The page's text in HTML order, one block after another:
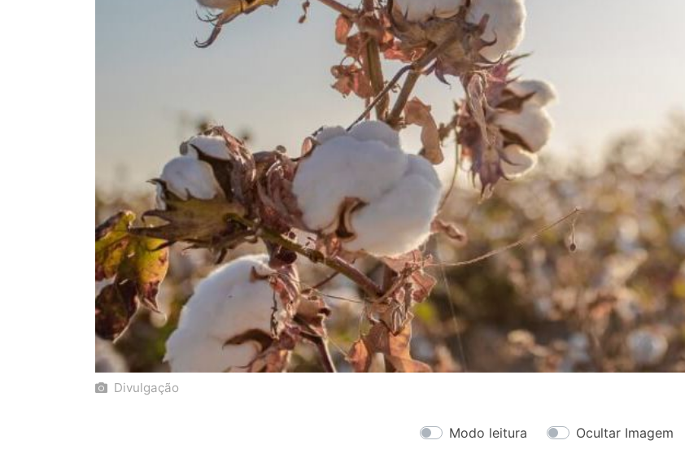
Divulgação
Modo leitura Ocultar Imagem